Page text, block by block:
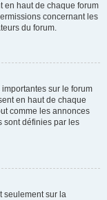
en haut de chaque forum
concernant les
du forum.
sur le forum
en haut de chaque
comme les annonces
sont définies par les
seulement sur la